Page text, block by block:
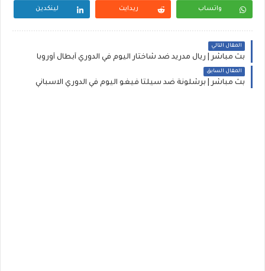
واتساب ريدايت لينكدين
المقال التالي
بث مباشر | ريال مدريد ضد شاختار اليوم في الدوري أبطال أوروبا
المقال السابق
بث مباشر | برشلونة ضد سيلتا فيغو اليوم في الدوري الاسباني